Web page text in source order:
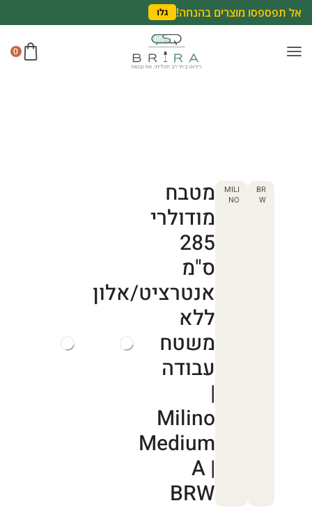
אל תפספסו מוצרים בהנחה! גלו
0
BR
W
MILI
NO
מטבח
מודולרי
285
ס"מ
אנטרציט/אלון
ללא
משטח
עבודה
|
Milino
Medium
A |
BRW